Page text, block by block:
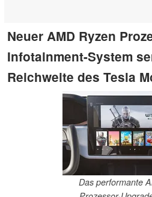
Neuer AMD Ryzen
Infotainment-System
Reichweite des Tesla
Das performante